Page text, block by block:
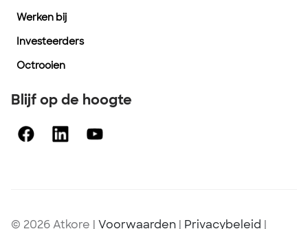
Werken bij
Investeerders
Octrooien
Blijf op de hoogte
© 2026 Atkore Voorwaarden Privacybeleid